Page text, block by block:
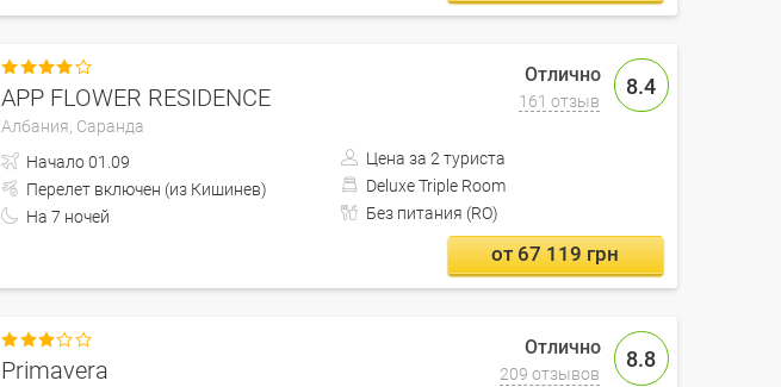
8.4
161 отзыв

APP FLOWER RESIDENCE
Албания, Саранда
Начало01.09
Перелет включен (из Кишинев)
На7 ночей
Цена за 2 туриста
Deluxe Triple Room
Без питания (RO)
от 67 119 грн
8.8
209 отзывов

Primavera